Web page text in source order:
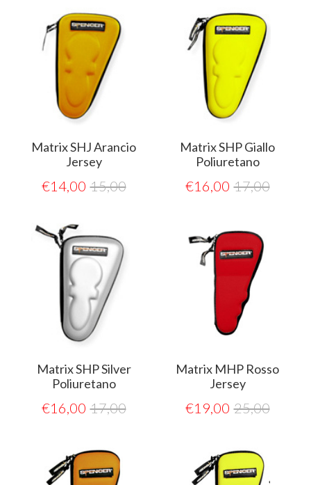
Matrix SHJ Arancio
Jersey
€14,00 15,00
Matrix SHP Giallo
Poliuretano
€16,00 17,00
Matrix SHP Silver
Poliuretano
€16,00 17,00
Matrix MHP Rosso
Jersey
€19,00 25,00